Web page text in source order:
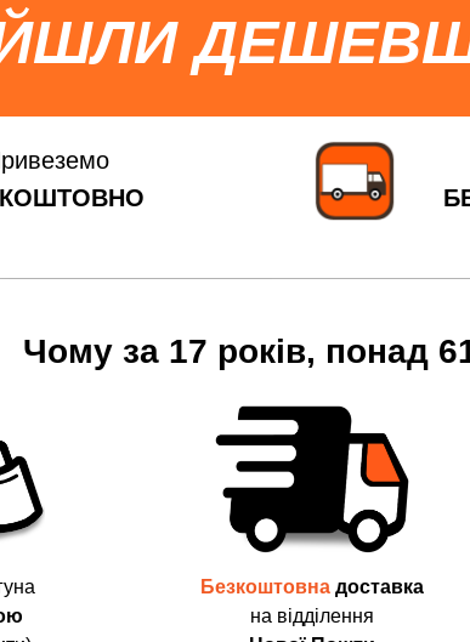
Чому за 17 років, понад
Безкоштовна доставка
на відділення